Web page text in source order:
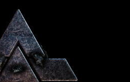
Powered By :